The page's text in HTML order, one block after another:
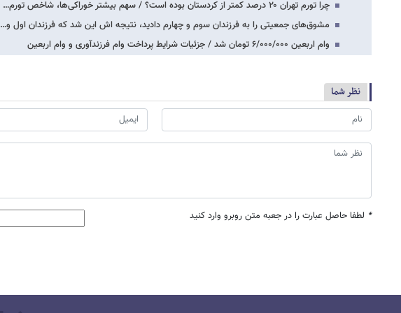
چرا تورم تهران ۲۰ درصد کمتر از کردستان بوده است؟ / سهم بیشتر خوراکی‌ها، شاخص تورم…
مشوق‌های جمعیتی را به فرزندان سوم و چهارم دادید، نتیجه اش این شد که فرزندان اول و…
وام اربعین ۶/۰۰۰/۰۰۰ تومان شد / جزئیات شرایط پرداخت وام‌ فرزندآوری و وام اربعین
نظر شما
* لطفا حاصل عبارت را در جعبه متن روبرو وارد کنید